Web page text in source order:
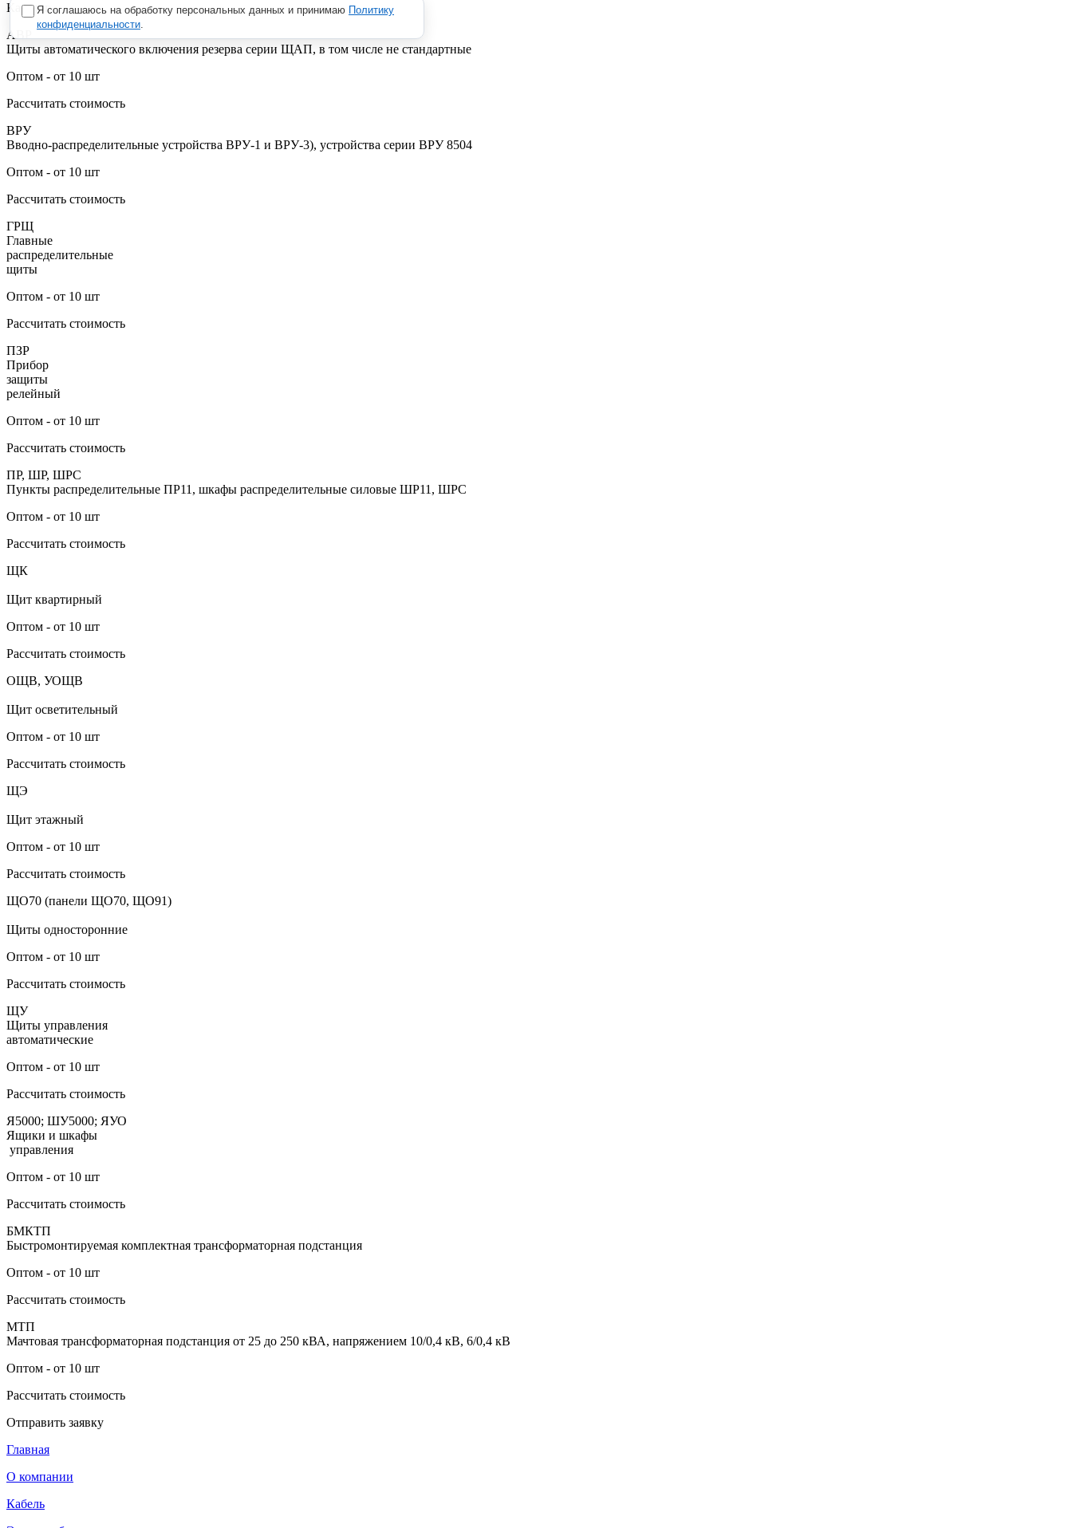
Каталог
АВР
Щиты автоматического включения резерва серии ЩАП, в том числе не стандартные
Оптом - от 10 шт
Рассчитать стоимость
ВРУ
Вводно-распределительные устройства ВРУ-1 и ВРУ-3), устройства серии ВРУ 8504
Оптом - от 10 шт
Рассчитать стоимость
ГРЩ
Главные
распределительные
щиты
Оптом - от 10 шт
Рассчитать стоимость
ПЗР
Прибор
защиты
релейный
Оптом - от 10 шт
Рассчитать стоимость
ПР, ШР, ШРС
Пункты распределительные ПР11, шкафы распределительные силовые ШР11, ШРС
Оптом - от 10 шт
Рассчитать стоимость
ЩК
Щит квартирный
Оптом - от 10 шт
Рассчитать стоимость
ОЩВ, УОЩВ
Щит осветительный
Оптом - от 10 шт
Рассчитать стоимость
ЩЭ
Щит этажный
Оптом - от 10 шт
Рассчитать стоимость
ЩО70 (панели ЩО70, ЩО91)
Щиты односторонние
Оптом - от 10 шт
Рассчитать стоимость
ЩУ
Щиты управления
автоматические
Оптом - от 10 шт
Рассчитать стоимость
Я5000; ШУ5000; ЯУО
Ящики и шкафы
управления
Оптом - от 10 шт
Рассчитать стоимость
БМКТП
Быстромонтируемая комплектная трансформаторная подстанция
Оптом - от 10 шт
Рассчитать стоимость
МТП
Мачтовая трансформаторная подстанция от 25 до 250 кВА, напряжением 10/0,4 кВ, 6/0,4 кВ
Оптом - от 10 шт
Рассчитать стоимость
Отправить заявку
Главная
О компании
Кабель
Я соглашаюсь на обработку персональных данных и принимаю Политику
конфиденциальности.